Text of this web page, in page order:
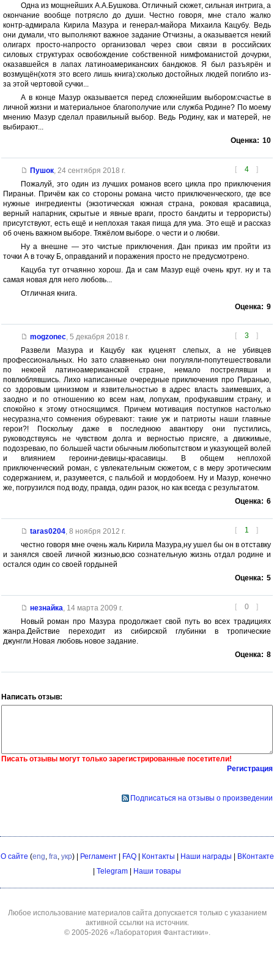
Одна из мощнейших А.А.Бушкова. Отличный сюжет, сильная интрига, а
окончание вообще потрясло до души. Честно говоря, мне стало жалко
контр-адмирала Кирила Мазура и генерал-майора Михаила Кацубу. Ведь
они думали, что выполняют важное задание Отчизны, а оказывается некий
олигарх просто-напросто организовал через свои связи в российских
силовых структурах освобождение собственной нимфоманистой дочурки,
оказавшейся в лапах латиноамериканских бандюков. Я был разъярён и
возмущён(хотя это всего лишь книга):сколько достойных людей погибло из-
за этой чертовой сучки...
А в конце Мазур оказывается перед сложнейшим выбором:счастье в
личной жизни и материальное благополучие или служба Родине? По моему
мнению Мазур сделал правильный выбор. Ведь Родину, как и матерей, не
выбирают...
Оценка: 10
[ 4 ]
Пушок, 24 сентября 2018 г.
Пожалуй, это один из лучших романов всего цикла про приключения
Пираньи. Причём как со стороны романа чисто приключенческого, где все
нужные ингредиенты (экзотическая южная страна, роковая красавица,
верный напарник, скрытые и явные враги, просто бандиты и террористы)
присутствуют, есть ещё и неплохая такая пища для ума. Это ещё и рассказ
об очень важном выборе. Тяжёлом выборе. о чести и о любви.
Ну а внешне — это чистые приключения. Дан приказ им пройти из
точки А в точку Б, оправданий и поражения просто не предусмотрено.
Кацуба тут отчаянно хорош. Да и сам Мазур ещё очень крут. ну и та
самая новая для него любовь...
Отличная книга.
Оценка: 9
[ 3 ]
mogzonec, 5 декабря 2018 г.
Развели Мазура и Кацубу как куценят слепых, а не убивцев
профессиональных. Но зато славненько они погуляли-попутешествовали
по некоей латиноамериканской стране, немало пострелявши и
повлюблявшись. Лихо написанные очередные приключения про Пиранью,
со здоровым цинизмом и язвительностью в адрес власть заимевших, а
заодно и по отношению ко всем нам, лопухам, профукавшим страну, и
спокойно к этому относящимся. Причем мотивация поступков настолько
несуразна,что сомнения обуревают: такие уж и патриоты наши главные
герои?! Поскольку даже в последнюю авантюру они пустились,
руководствуясь не чувством долга и верностью присяге, а движимые,
подозреваю, по большей части обычным любопытством и указующей волей
и влиянием героини-девицы-красавицы. В общем неплохой
приключенческий роман, с увлекательным сюжетом, с в меру эротическим
содержанием, и, разумеется, с пальбой и мордобоем. Ну и Мазур, конечно
же, погрузился под воду, правда, один разок, но как всегда с результатом.
Оценка: 6
[ 1 ]
taras0204, 8 ноября 2012 г.
честно говоря мне очень жаль Кирила Мазура,ну ушел бы он в отставку
и занялся своей личной жизнью,всю сознательную жизнь отдал родине и
остался один со своей гордыней
Оценка: 5
[ 0 ]
незнайка 14 марта 2009 г.
Новый роман про Мазура продолжает свой путь во всех традициях
жанра.Действие переходит из сибирской глубинки в тропические
джунгли.Новая любовь новое задание.
Оценка: 8
Написать отзыв:
Писать отзывы могут только зарегистрированные посетители!
Регистрация
Подписаться на отзывы о произведении
О сайте (eng fra укр) | Регламент| FAQ| Контакты | Наши награды | ВКонтакте
| Telegram | Наши товары
Любое использование материалов сайта допускается только с указанием
активной ссылки на источник.
© 2005-2026 «Лаборатория Фантастики»